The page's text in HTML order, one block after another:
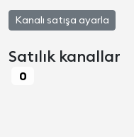
Kanalı satışa ayarla
Satılık kanallar
0